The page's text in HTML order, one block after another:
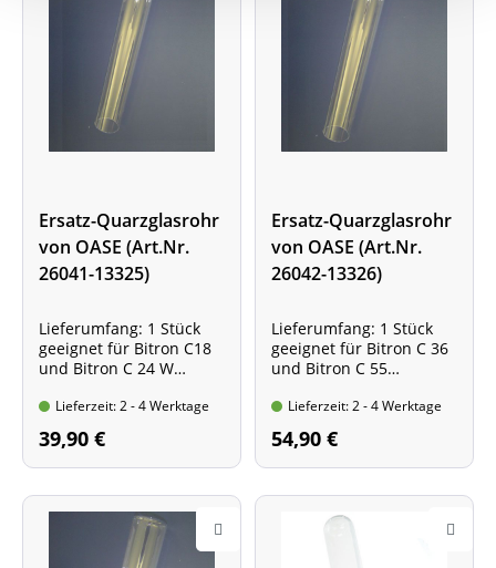
Set 5000, Pontec
MultiClear UVC Set 8000,
Pontec PondoPress Set
10000 und Pontec
PondoPress Set 15000
Ersatz-Quarzglasrohr
von OASE (Art.Nr.
26041-13325)
Lieferumfang: 1 Stück
geeignet für Bitron C18
und Bitron C 24 W
Lieferzeit: 2 - 4 Werktage
39,90 €
Ersatz-Quarzglasrohr
von OASE (Art.Nr.
26042-13326)
Lieferumfang: 1 Stück
geeignet für Bitron C 36
und Bitron C 55
Lieferzeit: 2 - 4 Werktage
54,90 €